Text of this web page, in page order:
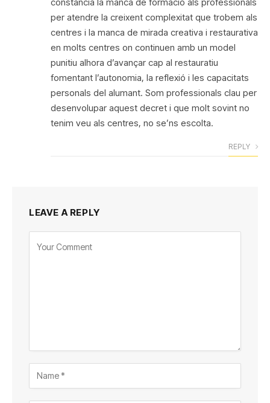
per atendre la creixent complexitat que trobem als
centres i la manca de mirada creativa i restaurativa
en molts centres on continuen amb un model
punitiu alhora d’avançar cap al restauratiu
fomentant l’autonomia, la reflexió i les capacitats
personals del alumant. Som professionals clau per
desenvolupar aquest decret i que molt sovint no
tenim veu als centres, no se’ns escolta.
REPLY
LEAVE A REPLY